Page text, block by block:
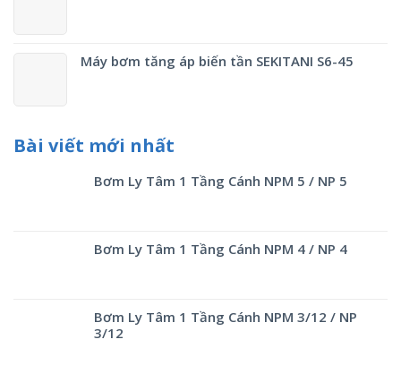
Máy bơm tăng áp biến tần SEKITANI S6-45
Bài viết mới nhất
Bơm Ly Tâm 1 Tầng Cánh NPM 5 / NP 5
Bơm Ly Tâm 1 Tầng Cánh NPM 4 / NP 4
Bơm Ly Tâm 1 Tầng Cánh NPM 3/12 / NP
3/12